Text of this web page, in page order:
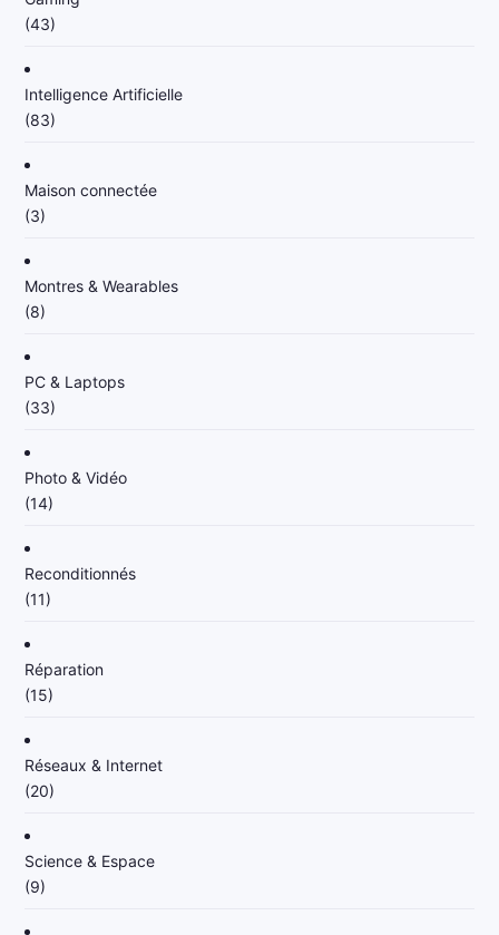
(43)
Intelligence Artificielle
(83)
Maison connectée
(3)
Montres & Wearables
(8)
PC & Laptops
(33)
Photo & Vidéo
(14)
Reconditionnés
(11)
Réparation
(15)
Réseaux & Internet
(20)
Science & Espace
(9)